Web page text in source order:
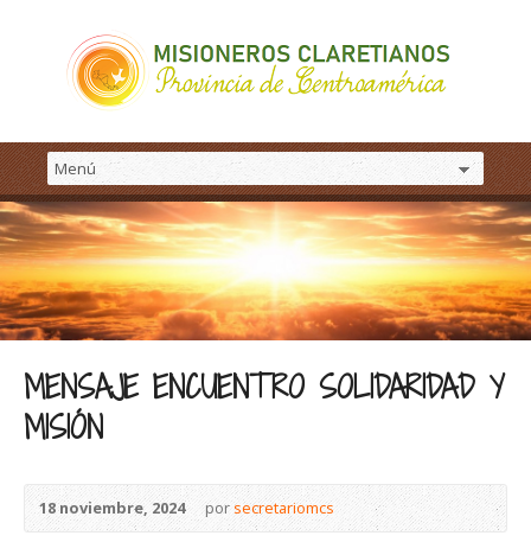
MENSAJE ENCUENTRO SOLIDARIDAD Y
MISIÓN
18 noviembre, 2024 porsecretariomcs